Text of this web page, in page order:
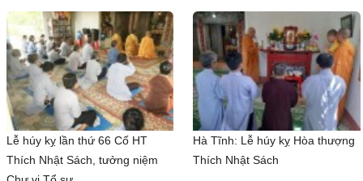
Lễ húy kỵ lần thứ 66 Cố HT
Thích Nhật Sách, tưởng niệm
Hà Tĩnh: Lễ húy kỵ Hòa thượng
Thích Nhật Sách